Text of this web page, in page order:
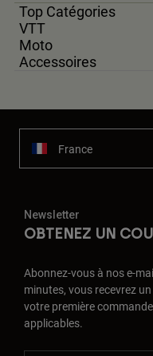
Top Catégories
VTT
Moto
Accessoires
France
Newsletter
OBTENEZ UN
Abonnez-vous à nos e-
minutes, vous recevrez
votre première
applicables.